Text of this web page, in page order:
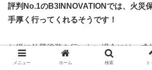
評判No.1のB3INNOVATIONでは、火災
手厚く行ってくれるそうです！
お得に外壁塗装を行いたい場合には、成
もりを取得してご相談されることを強く
メニュー ホーム 検索